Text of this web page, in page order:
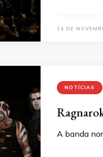
14 DE
NOTÍCIAS
A banda